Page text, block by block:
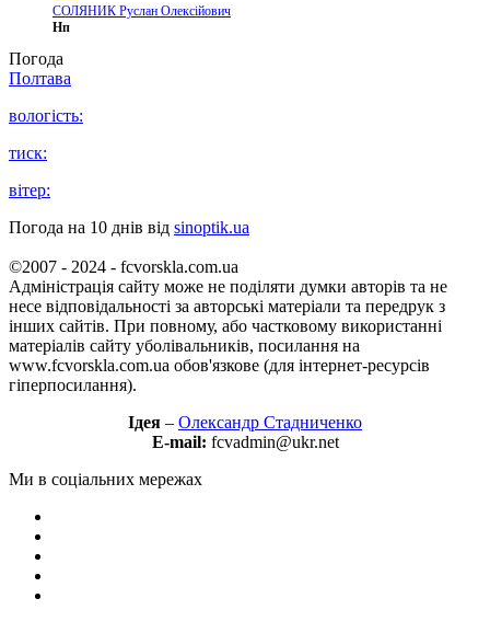
СОЛЯНИК Руслан Олексійович
Нп
Погода
Полтава
вологість:
тиск:
вітер:
Погода на 10 днів від sinoptik.ua
©2007 - 2024 - fcvorskla.com.ua
Адміністрація сайту може не поділяти думки авторів та не
несе відповідальності за авторські матеріали та передрук з
інших сайтів. При повному, або частковому використанні
матеріалів сайту уболівальників, посилання на
www.fcvorskla.com.ua обов'язкове (для інтернет-ресурсів
гіперпосилання).
Ідея – Олександр Стадниченко
E-mail: fcvadmin@ukr.net
Ми в соціальних мережах